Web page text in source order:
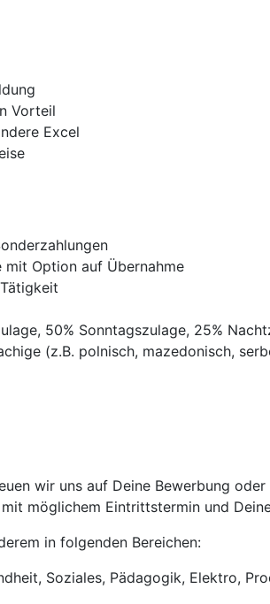
Vorteil
Excel
Option auf Übernahme
50% Sonntagszulage, 25%
(z.B. polnisch, mazedonisch,
wir uns auf Deine Bewerbung
möglichem Eintrittstermin und
in folgenden Bereichen:
Soziales, Pädagogik, Elektro,